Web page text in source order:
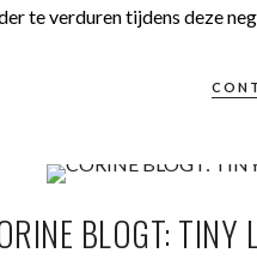
te verduren tijdens deze
BLOGT: TINY